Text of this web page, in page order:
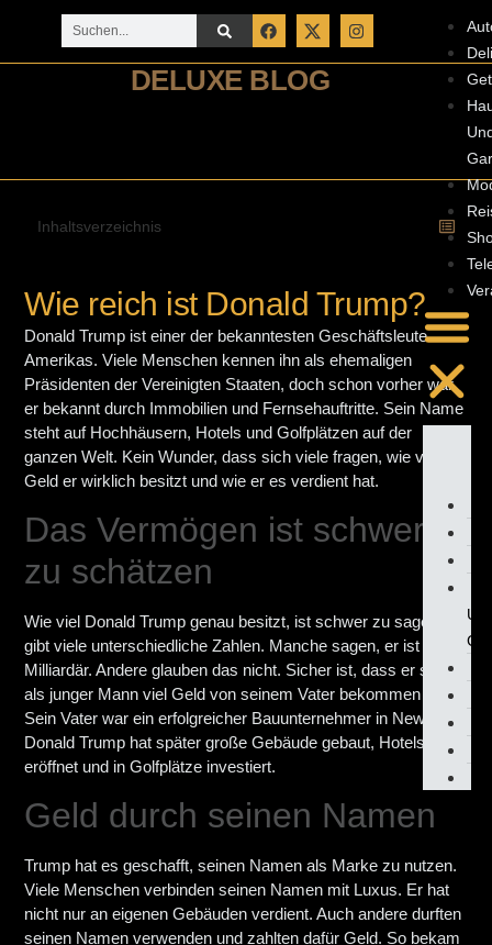
DELUXE BLOG
Inhaltsverzeichnis
Wie reich ist Donald Trump?
Donald Trump ist einer der bekanntesten Geschäftsleute
Amerikas. Viele Menschen kennen ihn als ehemaligen
Präsidenten der Vereinigten Staaten, doch schon vorher war
er bekannt durch Immobilien und Fernsehauftritte. Sein Name
steht auf Hochhäusern, Hotels und Golfplätzen auf der
ganzen Welt. Kein Wunder, dass sich viele fragen, wie viel
Geld er wirklich besitzt und wie er es verdient hat.
Das Vermögen ist schwer
zu schätzen
Wie viel Donald Trump genau besitzt, ist schwer zu sagen. Es
gibt viele unterschiedliche Zahlen. Manche sagen, er ist
Milliardär. Andere glauben das nicht. Sicher ist, dass er schon
als junger Mann viel Geld von seinem Vater bekommen hat.
Sein Vater war ein erfolgreicher Bauunternehmer in New York.
Donald Trump hat später große Gebäude gebaut, Hotels
eröffnet und in Golfplätze investiert.
Geld durch seinen Namen
Trump hat es geschafft, seinen Namen als Marke zu nutzen.
Viele Menschen verbinden seinen Namen mit Luxus. Er hat
nicht nur an eigenen Gebäuden verdient. Auch andere durften
seinen Namen verwenden und zahlten dafür Geld. So bekam